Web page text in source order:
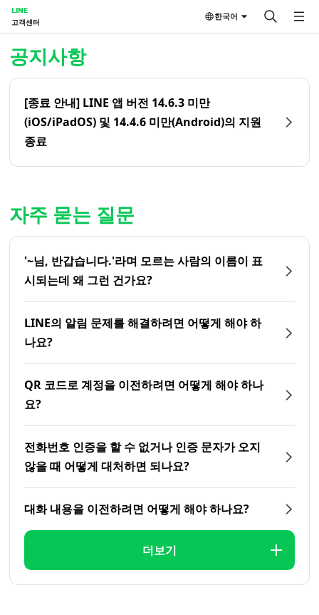
LINE
고객센터
한국어
공지사항
[종료 안내] LINE 앱 버전 14.6.3 미만
(iOS/iPadOS) 및 14.4.6 미만(Android)의 지원
종료
자주 묻는 질문
'~님, 반갑습니다.'라며 모르는 사람의 이름이 표
시되는데 왜 그런 건가요?
LINE의 알림 문제를 해결하려면 어떻게 해야 하
나요?
QR 코드로 계정을 이전하려면 어떻게 해야 하나
요?
전화번호 인증을 할 수 없거나 인증 문자가 오지
않을 때 어떻게 대처하면 되나요?
대화 내용을 이전하려면 어떻게 해야 하나요?
더보기